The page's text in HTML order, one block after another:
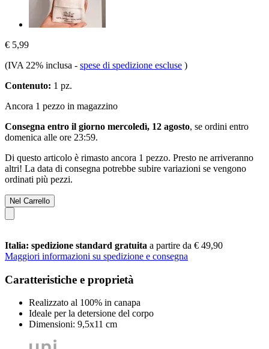
€ 5,99
(IVA 22% inclusa - spese di spedizione escluse )
Contenuto: 1 pz.
Ancora 1 pezzo in magazzino
Consegna entro il giorno mercoledì, 12 agosto, se ordini entro
domenica alle ore 23:59.
Di questo articolo è rimasto ancora 1 pezzo. Presto ne arriveranno
altri! La data di consegna potrebbe subire variazioni se vengono
ordinati più pezzi.
Nel Carrello
Italia: spedizione standard gratuita a partire da € 49,90
Maggiori informazioni su spedizione e consegna
Caratteristiche e proprietà
Realizzato al 100% in canapa
Ideale per la detersione del corpo
Dimensioni: 9,5x11 cm